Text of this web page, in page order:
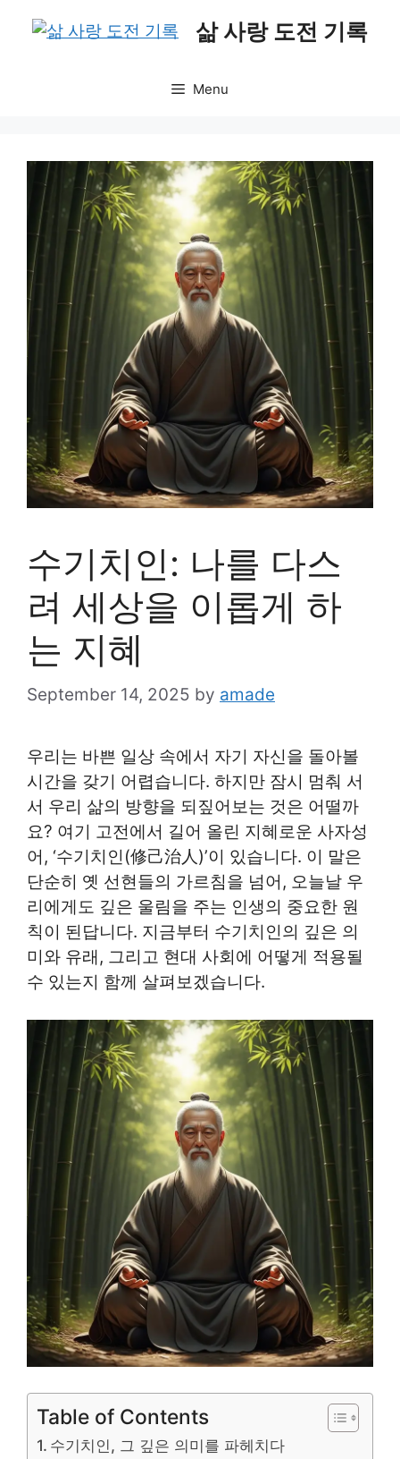
삶 사랑 도전 기록
Menu
수기치인: 나를 다스
려 세상을 이롭게 하
는 지혜
September 14, 2025 by amade
우리는 바쁜 일상 속에서 자기 자신을 돌아볼
시간을 갖기 어렵습니다. 하지만 잠시 멈춰 서
서 우리 삶의 방향을 되짚어보는 것은 어떨까
요? 여기 고전에서 길어 올린 지혜로운 사자성
어, ‘수기치인(修己治人)’이 있습니다. 이 말은
단순히 옛 선현들의 가르침을 넘어, 오늘날 우
리에게도 깊은 울림을 주는 인생의 중요한 원
칙이 된답니다. 지금부터 수기치인의 깊은 의
미와 유래, 그리고 현대 사회에 어떻게 적용될
수 있는지 함께 살펴보겠습니다.
Table of Contents
수기치인, 그 깊은 의미를 파헤치다